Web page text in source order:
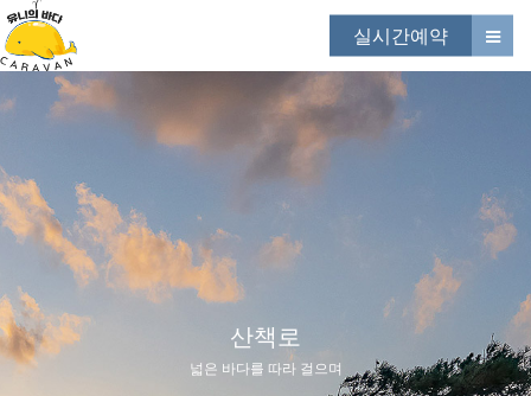
실시간예약
산책로
넓은 바다를 따라 걸으며